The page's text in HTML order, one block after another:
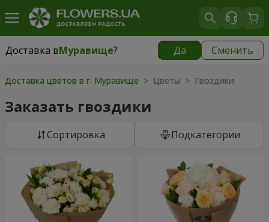
Доставка вМуравище? Да Сменить
Доставка вМуравище|
Доставка цветов в г. Муравище > Цветы > Гвоздики
Заказать гвоздики
Cортировка Подкатегории